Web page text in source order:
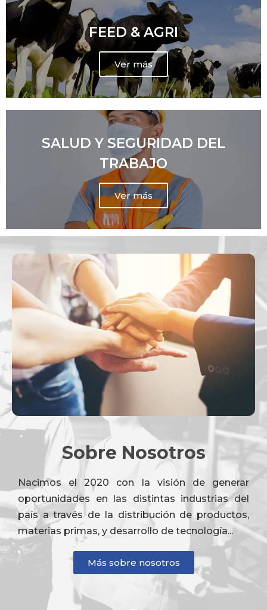
FEED & AGRI
Ver más
SALUD Y SEGURIDAD DEL
TRABAJO
Ver más
Sobre Nosotros
Nacimos el 2020 con la visión de generar
oportunidades en las distintas industrias del
país a través de la distribución de productos,
materias primas, y desarrollo de tecnología...
Más sobre nosotros